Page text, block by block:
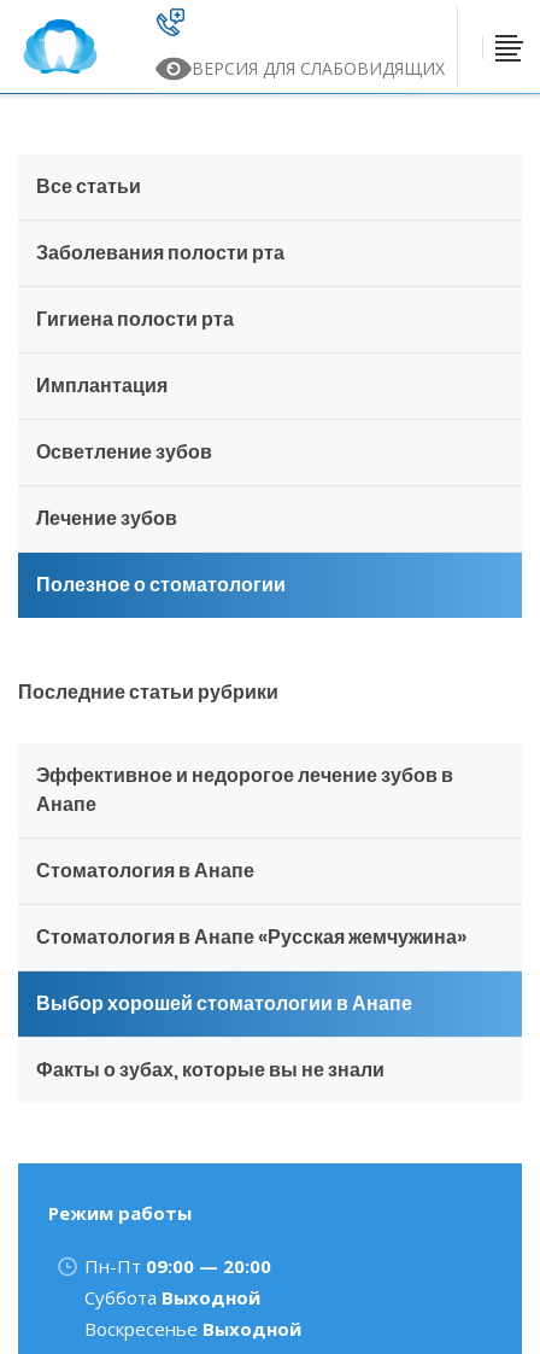
ВЕРСИЯ ДЛЯ СЛАБОВИДЯЩИХ
Все статьи
Заболевания полости рта
Гигиена полости рта
Имплантация
Осветление зубов
Лечение зубов
Полезное о стоматологии
Последние статьи рубрики
Эффективное и недорогое лечение зубов в
Анапе
Стоматология в Анапе
Стоматология в Анапе «Русская жемчужина»
Выбор хорошей стоматологии в Анапе
Факты о зубах, которые вы не знали
Режим работы
Пн-Пт 09:00 — 20:00
Суббота Выходной
Воскресенье Выходной